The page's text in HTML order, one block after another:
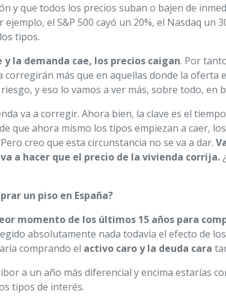
y que todos los precios suban o bajen de
el S&P 500 cayó un 20%, el Nasdaq un
tipos.
la demanda cae, los precios caigan. Por
más que en aquellas donde la oferta
y eso lo vamos a ver más, sobre todo,
va a corregir. Ahora bien, la clave es el
que ahora mismo los tipos empiezan a caer,
creo que esta circunstancia no se va a dar.
a hacer que el precio de la vivienda corrija.
un piso en España?
momento de los últimos 15 años para
absolutamente nada todavía el efecto de
comprando el activo caro y la deuda cara
a un año más diferencial y encima estarías
tipos de interés.